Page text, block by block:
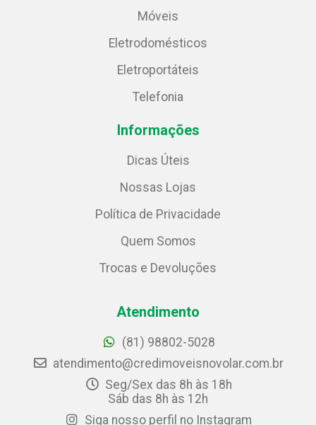
Móveis
Eletrodomésticos
Eletroportáteis
Telefonia
Informações
Dicas Úteis
Nossas Lojas
Política de Privacidade
Quem Somos
Trocas e Devoluções
Atendimento
(81) 98802-5028
atendimento@credimoveisnovolar.com.br
Seg/Sex das 8h às 18h
Sáb das 8h às 12h
Siga nosso perfil no Instagram